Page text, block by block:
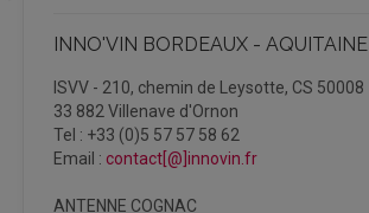
INNO'VIN BORDEAUX - AQUITAINE
ISVV - 210, chemin de Leysotte, CS 50008
33 882 Villenave d'Ornon
Tel : +33 (0)5 57 57 58 62
Email : contact[@]innovin.fr
ANTENNE COGNAC